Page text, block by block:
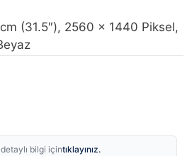
(31.5″), 2560 x 1440 Piksel,
bilgi içintıklayınız.